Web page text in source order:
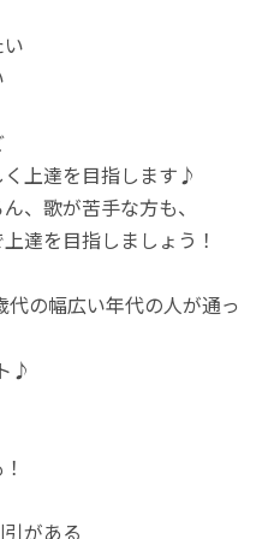
上達を目指します♪
、歌が苦手な方も、
達を目指しましょう！
の幅広い年代の人が通っ
♪
がある